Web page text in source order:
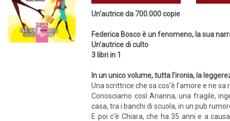
Un'autrice da 700.000 copie
Federica Bosco è un fenomeno, la sua
Un'autrice di culto
3 libri in 1
In un unico volume, tutta l’ironia, la
Una scrittrice che sa cos’è l’amore e ne
Conosciamo così Arianna, una fragile,
casa, tra i banchi di scuola, in un pub
E poi c’è Chiara, che ha 35 anni e a